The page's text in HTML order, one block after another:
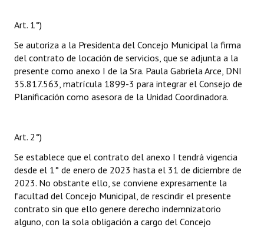
Art. 1°)
Se autoriza a la Presidenta del Concejo Municipal la firma
del contrato de locación de servicios, que se adjunta a la
presente como anexo I de la Sra. Paula Gabriela Arce, DNI
35.817.563, matrícula 1899-3 para integrar el Consejo de
Planificación como asesora de la Unidad Coordinadora.
Art. 2°)
Se establece que el contrato del anexo I tendrá vigencia
desde el 1° de enero de 2023 hasta el 31 de diciembre de
2023. No obstante ello, se conviene expresamente la
facultad del Concejo Municipal, de rescindir el presente
contrato sin que ello genere derecho indemnizatorio
alguno, con la sola obligación a cargo del Concejo